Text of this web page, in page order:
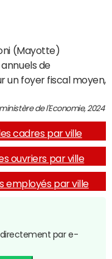
(Mayotte)
de
un foyer fiscal moyen,
de l'Economie, 2024
cadres par ville
ouvriers par ville
employés par ville
directement par e-